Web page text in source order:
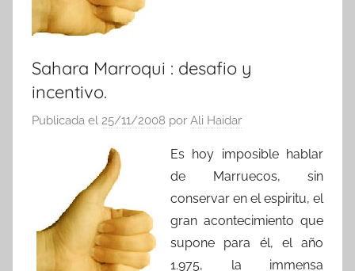
Sahara Marroqui : desafio y
incentivo.
Publicada el 25/11/2008 por Ali Haidar
Es hoy imposible hablar
de Marruecos, sin
conservar en el espiritu, el
gran acontecimiento que
supone para él, el año
1.975, la immensa